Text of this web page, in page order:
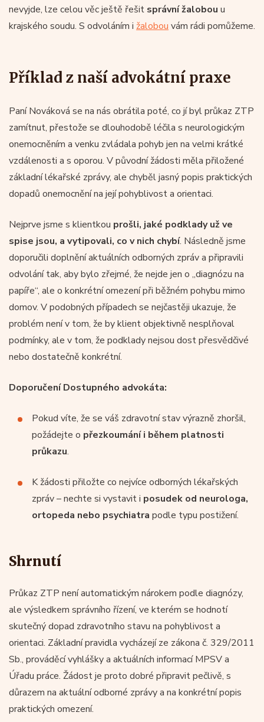
nevyjde, lze celou věc ještě řešit správní žalobou u
krajského soudu. S odvoláním i žalobou vám rádi pomůžeme.
Příklad z naší advokátní praxe
Paní Nováková se na nás obrátila poté, co jí byl průkaz ZTP
zamítnut, přestože se dlouhodobě léčila s neurologickým
onemocněním a venku zvládala pohyb jen na velmi krátké
vzdálenosti a s oporou. V původní žádosti měla přiložené
základní lékařské zprávy, ale chyběl jasný popis praktických
dopadů onemocnění na její pohyblivost a orientaci.
Nejprve jsme s klientkou prošli, jaké podklady už ve
spise jsou, a vytipovali, co v nich chybí. Následně jsme
doporučili doplnění aktuálních odborných zpráv a připravili
odvolání tak, aby bylo zřejmé, že nejde jen o „diagnózu na
papíře“, ale o konkrétní omezení při běžném pohybu mimo
domov. V podobných případech se nejčastěji ukazuje, že
problém není v tom, že by klient objektivně nesplňoval
podmínky, ale v tom, že podklady nejsou dost přesvědčivé
nebo dostatečně konkrétní.
Doporučení Dostupného advokáta:
Pokud víte, že se váš zdravotní stav výrazně zhoršil,
požádejte o přezkoumání i během platnosti
průkazu.
K žádosti přiložte co nejvíce odborných lékařských
zpráv – nechte si vystavit i posudek od neurologa,
ortopeda nebo psychiatra podle typu postižení.
Shrnutí
Průkaz ZTP není automatickým nárokem podle diagnózy,
ale výsledkem správního řízení, ve kterém se hodnotí
skutečný dopad zdravotního stavu na pohyblivost a
orientaci. Základní pravidla vycházejí ze zákona č. 329/2011
Sb., prováděcí vyhlášky a aktuálních informací MPSV a
Úřadu práce. Žádost je proto dobré připravit pečlivě, s
důrazem na aktuální odborné zprávy a na konkrétní popis
praktických omezení.